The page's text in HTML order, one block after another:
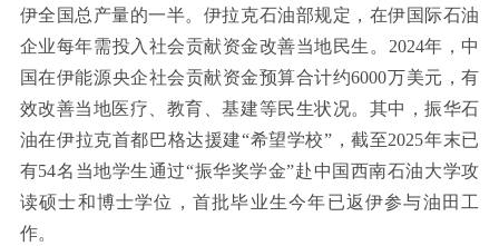
伊全国总产量的一半。伊拉克石油部规定，在伊国际石油
企业每年需投入社会贡献资金改善当地民生。2024年，中
国在伊能源央企社会贡献资金预算合计约6000万美元，有
效改善当地医疗、教育、基建等民生状况。其中，振华石
油在伊拉克首都巴格达援建“希望学校”，截至2025年末已
有54名当地学生通过“振华奖学金”赴中国西南石油大学攻
读硕士和博士学位，首批毕业生今年已返伊参与油田工
作。